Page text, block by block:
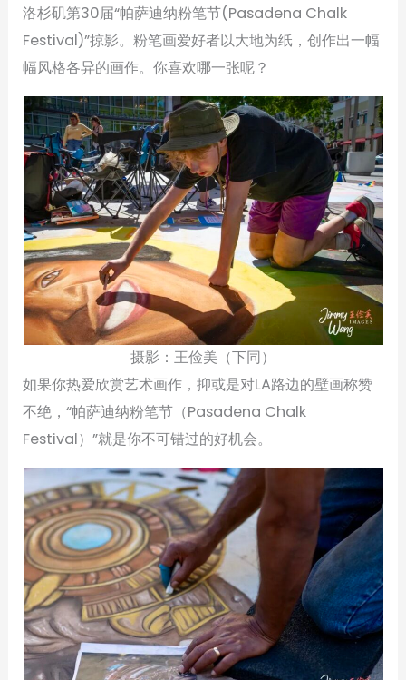
洛杉矶第30届“帕萨迪纳粉笔节(Pasadena Chalk
Festival)”掠影。粉笔画爱好者以大地为纸，创作出一幅
幅风格各异的画作。你喜欢哪一张呢？
摄影：王俭美（下同）
如果你热爱欣赏艺术画作，抑或是对LA路边的壁画称赞
不绝，“帕萨迪纳粉笔节（Pasadena Chalk
Festival）”就是你不可错过的好机会。